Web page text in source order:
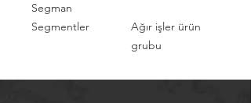
Segman
Segmentler
Ağır işler ürün
grubu